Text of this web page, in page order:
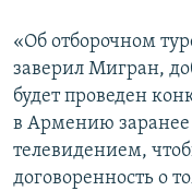
«Об отборочном
заверил Мигран,
будет проведен
в Армению заранее
телевидением,
договоренность о